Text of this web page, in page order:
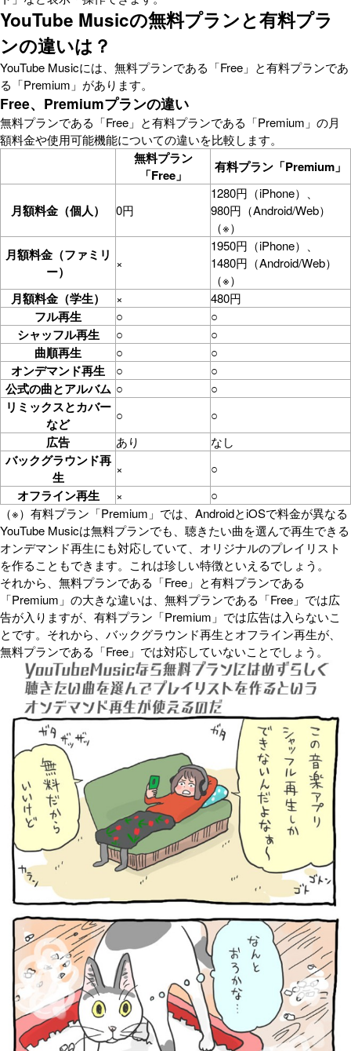
YouTube Musicの無料プランと有料プラ
ンの違いは？
YouTube Musicには、無料プランである「Free」と有料プランであ
る「Premium」があります。
Free、Premiumプランの違い
無料プランである「Free」と有料プランである「Premium」の月
額料金や使用可能機能についての違いを比較します。
無料プラン
「Free」
有料プラン「Premium」
月額料金（個人） 0円
1280円（iPhone）、
980円（Android/Web）
（※）
月額料金（ファミリ
ー）
×
1950円（iPhone）、
1480円（Android/Web）
（※）
月額料金（学生） × 480円
フル再生 ○ ○
シャッフル再生 ○ ○
曲順再生 ○ ○
オンデマンド再生 ○ ○
公式の曲とアルバム ○ ○
リミックスとカバー
など
○ ○
広告 あり なし
バックグラウンド再
生
× ○
オフライン再生 ×
○
（※）有料プラン「Premium」では、AndroidとiOSで料金が異なる
YouTube Musicは無料プランでも、聴きたい曲を選んで再生できる
オンデマンド再生にも対応していて、オリジナルのプレイリスト
を作ることもできます。これは珍しい特徴といえるでしょう。
それから、無料プランである「Free」と有料プランである
「Premium」の大きな違いは、無料プランである「Free」では広
告が入りますが、有料プラン「Premium」では広告は入らないこ
とです。それから、バックグラウンド再生とオフライン再生が、
無料プランである「Free」では対応していないことでしょう。